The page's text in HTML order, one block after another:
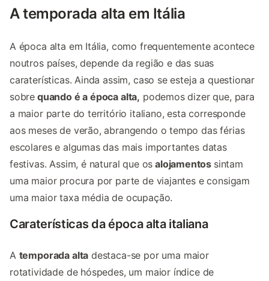
A temporada alta em Itália
A época alta em Itália, como frequentemente acontece
noutros países, depende da região e das suas
caraterísticas. Ainda assim, caso se esteja a questionar
sobre quando é a época alta, podemos dizer que, para
a maior parte do território italiano, esta corresponde
aos meses de verão, abrangendo o tempo das férias
escolares e algumas das mais importantes datas
festivas. Assim, é natural que os alojamentos sintam
uma maior procura por parte de viajantes e consigam
uma maior taxa média de ocupação.
Caraterísticas da época alta italiana
A temporada alta destaca-se por uma maior
rotatividade de hóspedes, um maior índice de